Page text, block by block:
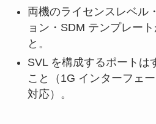
両機のライセンスレベル
ョン・SDM テンプレー
と。
SVL を構成するポートは
こと（1G インターフェ
対応）。